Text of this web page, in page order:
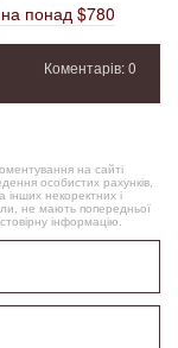
на понад $780
Коментарів: 0
на сайті
особистих рахунків,
інших некоректних і
не мають попередньої
інформацію.